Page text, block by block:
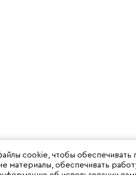
cookie, чтобы
материалы, обеспечивать